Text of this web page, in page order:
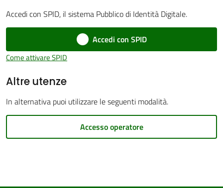
PNRR
Servizi
line
argomenti
Accedi con SPID, il sistema Pubblico di Identità Digitale.
Accedi con SPID
Come attivare SPID
Altre utenze
In alternativa puoi utilizzare le seguenti modalità.
Accesso operatore